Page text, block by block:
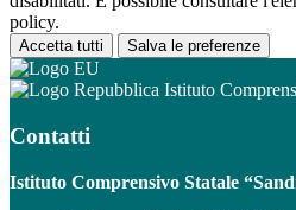
policy.
Accetta tutti Salva le preferenze
Istituto
Contatti
Istituto Comprensivo Statale